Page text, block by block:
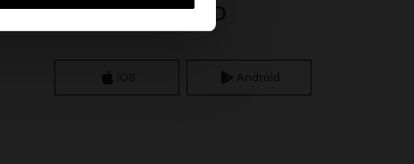
APP DOWNLOAD
iOS Android